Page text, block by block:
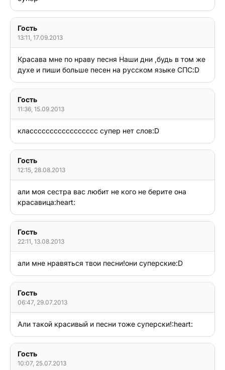
Гость
13:11, 17.09.2013
Красава мне по нраву песня Наши дни ,будь в том же
духе и пиши больше песен на русском языке СПС:D
Гость
11:36, 15.09.2013
классссссссссссссссс супер нет слов:D
Гость
12:15, 28.08.2013
али моя сестра вас любит не кого не берите она
красавица:heart:
Гость
22:11, 13.08.2013
али мне нравяться твои песни!они суперские:D
Гость
06:47, 29.07.2013
Али такой красивый и песни тоже суперски!:heart:
Гость
10:07, 25.07.2013